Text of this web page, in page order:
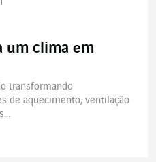
um clima em
transformando
de aquecimento, ventilação